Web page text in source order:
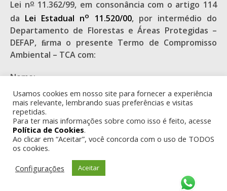
Lei no11.362/99, em consonância com o artigo 114
da Lei Estadual no 11.520/00, por intermédio do
Departamento de Florestas e Áreas Protegidas –
DEFAP, ﬁrma o presente Termo de Compromisso
Ambiental – TCA com:
Nome:
CPF ou CNPJ:
Endereço completo:
Município:
Situação de vulnerabilidade econômica do
COMPROMITENTE:
Usamos cookies em nosso site para fornecer a experiência
mais relevante, lembrando suas preferências e visitas
repetidas.
Para ter mais informações sobre como isso é feito, acesse
Política de Cookies.
Ao clicar em “Aceitar”, você concorda com o uso de TODOS
os cookies.
Configurações
Aceitar